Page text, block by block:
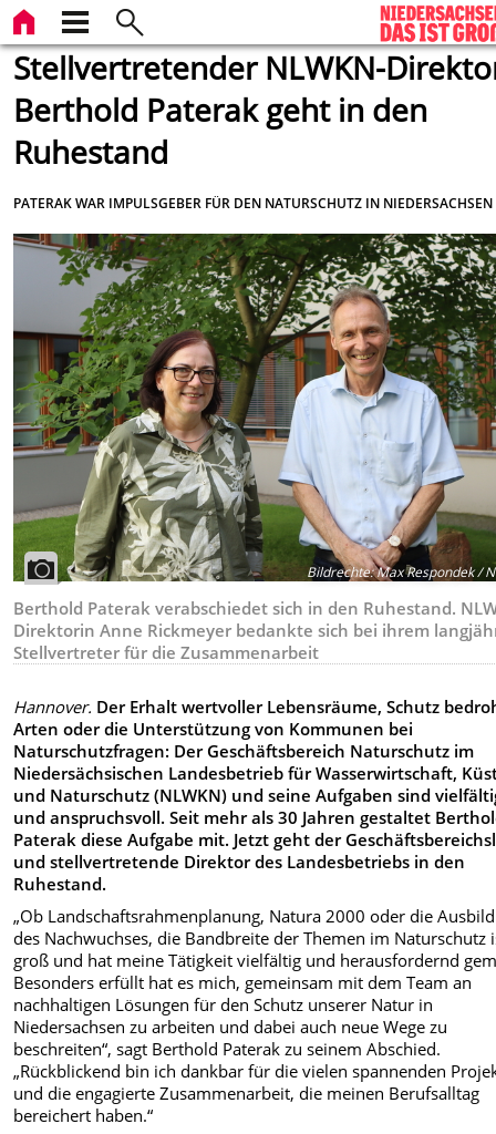
Stellvertretender NLWKN-
Berthold Paterak geht in den
Ruhestand
PATERAK WAR IMPULSGEBER FÜR DEN NATURSCHUTZ IN NIEDERSACHSEN
Bildrechte:Max Respondek /
Berthold Paterak verabschiedet sich in den Ruhestand.
Direktorin Anne Rickmeyer bedankte sich bei ihrem
Stellvertreter für die Zusammenarbeit
Hannover. Der Erhalt wertvoller Lebensräume, Schutz
Arten oder die Unterstützung von Kommunen bei
Naturschutzfragen: Der Geschäftsbereich Naturschutz im
Niedersächsischen Landesbetrieb für Wasserwirtschaft,
und Naturschutz (NLWKN) und seine Aufgaben sind
und anspruchsvoll. Seit mehr als 30 Jahren gestaltet
Paterak diese Aufgabe mit. Jetzt geht der
und stellvertretende Direktor des Landesbetriebs in den
Ruhestand.
„Ob Landschaftsrahmenplanung, Natura 2000 oder die
des Nachwuchses, die Bandbreite der Themen im Naturschutz
groß und hat meine Tätigkeit vielfältig und herausfordernd
Besonders erfüllt hat es mich, gemeinsam mit dem Team an
nachhaltigen Lösungen für den Schutz unserer Natur in
Niedersachsen zu arbeiten und dabei auch neue Wege zu
beschreiten“, sagt Berthold Paterak zu seinem Abschied.
„Rückblickend bin ich dankbar für die vielen spannenden
und die engagierte Zusammenarbeit, die meinen Berufsalltag
bereichert haben.“